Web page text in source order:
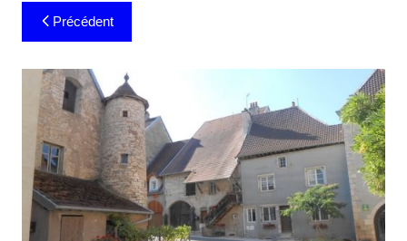
Navigation
de
l’article
Précédent